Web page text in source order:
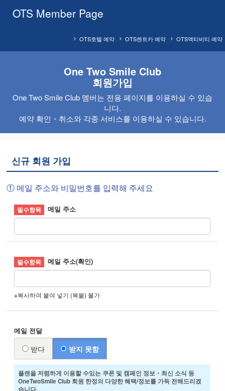
OTS Member Page
OTS액티비티 예약
OTS렌트카 예약
OTS호텔 예약
One Two Smile Club
회원가입
One Two Smile Club 멤버는 전용 페이지를 이용하실 수 있습
니다.
예약 확인・취소와 각종 서비스를 이용하실 수 있습니다.
신규 회원 가입
① 메일 주소와 비밀번호를 입력해 주세요
메일 주소
메일 주소(확인)
※복사하여 붙여 넣기 (복붙) 불가
메일 전달
받다 받지 못함
플랜을 저렴하게 이용할 수있는 쿠폰 및 캠페인 정보・최신 소식 등
OneTwoSmile Club 회원 한정의 다양한 혜택/정보를 가득 전해드리겠